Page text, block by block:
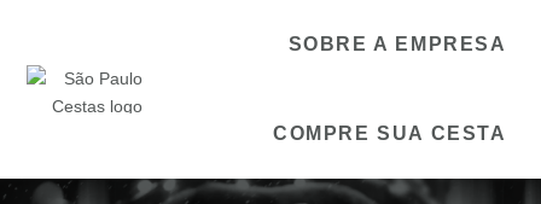
SOBRE A EMPRESA
COMPRE SUA CESTA